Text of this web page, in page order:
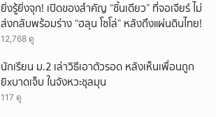
ยิ่งรู้ยิ่งจุก! เปิดของสำคัญ “ชิ้นเดียว” ที่จอเจียร์ ไม่
ส่งกลับพร้อมร่าง “ฮลุน โซโล่” หลังถึงแผ่นดินไทย!
12,768 ดู
นักเรียน ม.2 เล่าวิธีเอาตัวรอด หลังเห็นเพื่อนถูก
ยิxบาดเจ็บ ในจังหวะชุลมุน
117 ดู